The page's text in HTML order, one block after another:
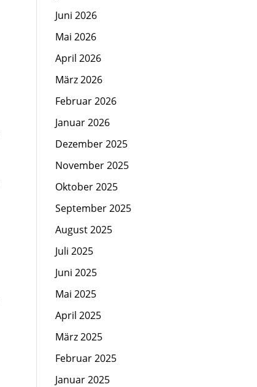
Juni 2026
Mai 2026
April 2026
März 2026
Februar 2026
Januar 2026
Dezember 2025
November 2025
Oktober 2025
September 2025
August 2025
Juli 2025
Juni 2025
Mai 2025
April 2025
März 2025
Februar 2025
Januar 2025